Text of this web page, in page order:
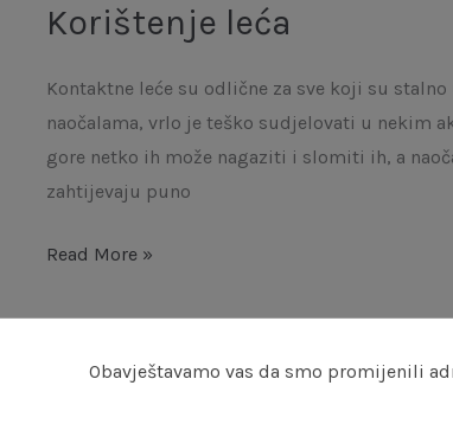
Korištenje leća
Kontaktne leće su odlične za sve koji su
naočalama, vrlo je teško sudjelovati u nekim
gore netko ih može nagaziti i slomiti ih, a
zahtijevaju puno
Read More »
Obavještavamo vas da smo promijenili